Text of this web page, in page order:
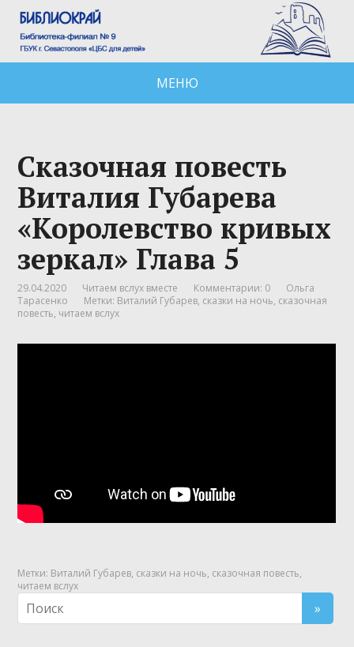
МЕНЮ
Сказочная повесть
Виталия Губарева
«Королевство кривых
зеркал» Глава 5
29.04.2020 Читаем вслух вместе Комментарии: 0
Ольга
Тарасенко
Метки: Виталий Губарев, сказки на ночь, сказочная
повесть, читаем вслух
Метки: Виталий Губарев, сказки на ночь, сказочная повесть,
читаем вслух